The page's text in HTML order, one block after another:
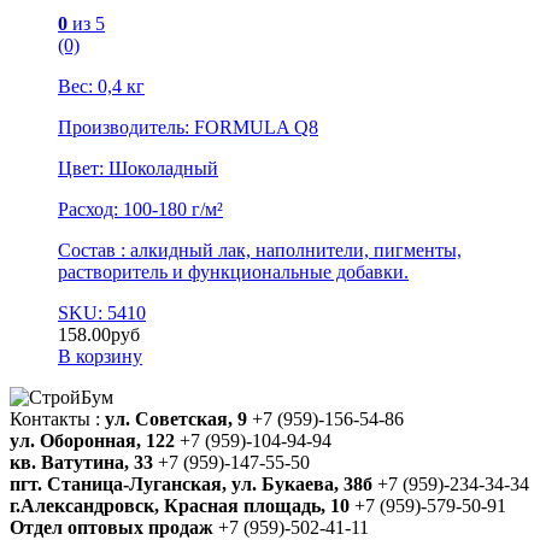
0 из 5
(0)
Вес: 0,4 кг
Производитель: FORMULA Q8
Цвет: Шоколадный
Расход: 100-180 г/м²
Состав : алкидный лак, наполнители, пигменты,
растворитель и функциональные добавки.
SKU: 5410
158.00руб
В корзину
Контакты : ул. Советская, 9 +7 (959)-156-54-86
ул. Оборонная, 122 +7 (959)-104-94-94
кв. Ватутина, 33 +7 (959)-147-55-50
пгт. Станица-Луганская, ул. Букаева, 38б +7 (959)-234-34-34
г.Александровск, Красная площадь, 10 +7 (959)-579-50-91
Отдел оптовых продаж +7 (959)-502-41-11